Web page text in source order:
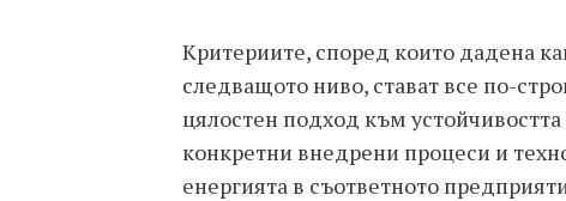
Критериите, според които дадена
следващото ниво, стават все по-
цялостен подход към
конкретни внедрени процеси и
енергията в съответното